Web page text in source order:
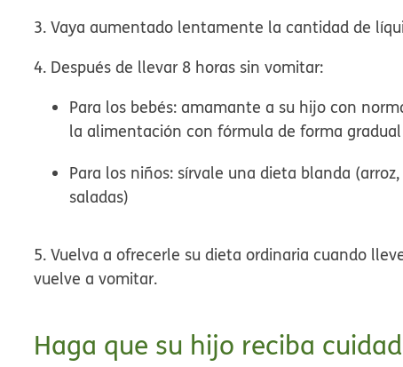
3. Vaya aumentado lentamente la cantidad de
4. Después de llevar 8 horas sin vomitar:
Para los bebés: amamante a su hijo con
la alimentación con fórmula de forma
Para los niños: sírvale una dieta blanda
saladas)
5. Vuelva a ofrecerle su dieta ordinaria cuando
vuelve a vomitar.
Haga que su hijo reciba